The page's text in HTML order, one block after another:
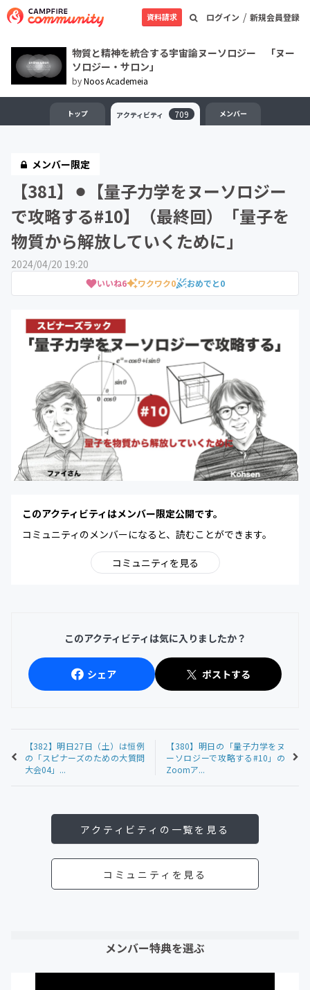
ログイン / 新規会員登録
資料請求
物質と精神を統合する宇宙論ヌーソロジー 「ヌー
ソロジー・サロン」
byNoos Academeia
トップ アクティビティ 709 メンバー
メンバー限定
【381】⚫︎【量子力学をヌーソロジー
で攻略する#10】（最終回）「量子を
物質から解放していくために」
2024/04/20 19:20
いいね6 ワクワク0 おめでと0
このアクティビティはメンバー限定公開です。
コミュニティのメンバーになると、読むことができます。
コミュニティを見る
このアクティビティは気に入りましたか？
シェア ポストする
【382】明日27日（土）は恒例
の「スピナーズのための大質問
大会04」...
【380】明日の「量子力学をヌ
ーソロジーで攻略する#10」の
Zoomア...
アクティビティの一覧を見る
コミュニティを見る
メンバー特典を選ぶ